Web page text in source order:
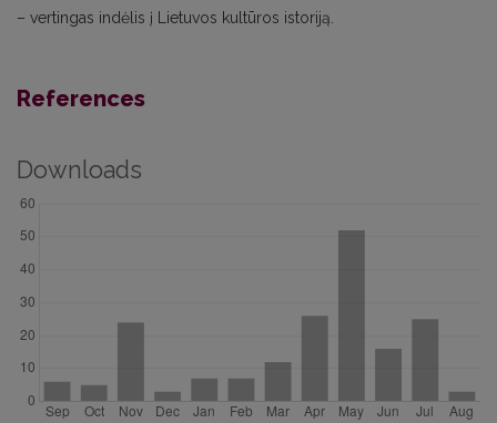
– vertingas indėlis į Lietuvos kultūros istoriją.
References
Downloads